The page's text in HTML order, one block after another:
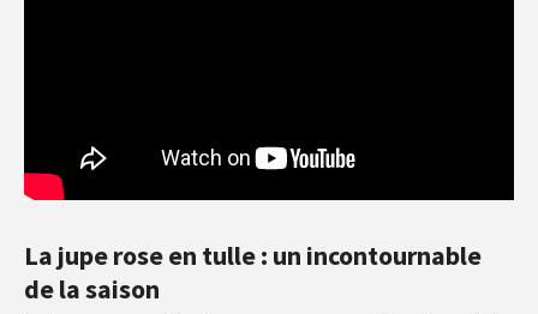
La jupe rose en tulle : un incontournable
de la saison